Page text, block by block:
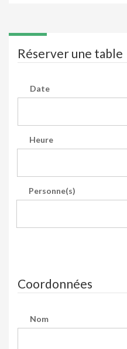
Réserver une table
Date
Heure
Personne(s)
Coordonnées
Nom